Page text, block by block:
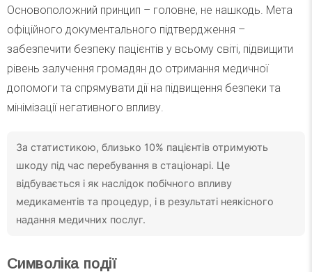
Основоположний принцип – головне, не нашкодь. Мета
офіційного документального підтвердження –
забезпечити безпеку пацієнтів у всьому світі, підвищити
рівень залучення громадян до отримання медичної
допомоги та спрямувати дії на підвищення безпеки та
мінімізації негативного впливу.
За статистикою, близько 10% пацієнтів отримують
шкоду під час перебування в стаціонарі. Це
відбувається і як наслідок побічного впливу
медикаментів та процедур, і в результаті неякісного
надання медичних послуг.
Символіка події